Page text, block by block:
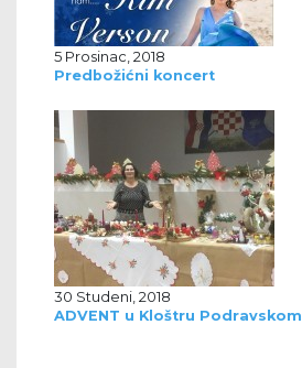
5 Prosinac, 2018
Predbožićni koncert
30 Studeni, 2018
ADVENT u Kloštru Podravskom